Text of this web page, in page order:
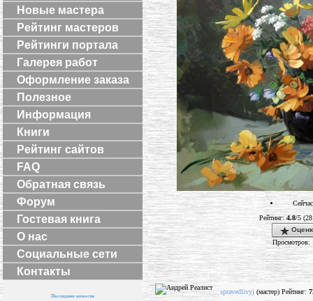
Новые мастера
Рейтинг мастеров
Рейтинги портала
Галерея работ
Оформление заказа
Полезное
Информация
Книги
Рейтинг сайтов
FAQ
Обратная связь
Форум
Гостевая книга
О нас
Социальные сети
Контакты
Последние новости
Рейтинг:4.8/5 (28
Просмотров:
spravedlivyj (мастер) Рейтинг: